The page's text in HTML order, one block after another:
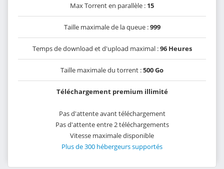
Max Torrent en parallèle : 15
Taille maximale de la queue :999
Temps de download et d'upload maximal :96 Heures
Taille maximale du torrent :500 Go
Téléchargement premium illimité
Pas d'attente avant téléchargement
Pas d'attente entre 2 téléchargements
Vitesse maximale disponible
Plus de 300 hébergeurs supportés